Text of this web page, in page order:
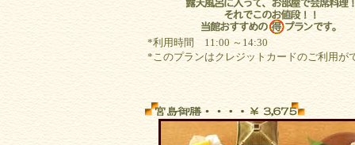
*利用時間 11:00 ～14:30
*このプランはクレジットカードのご利用が